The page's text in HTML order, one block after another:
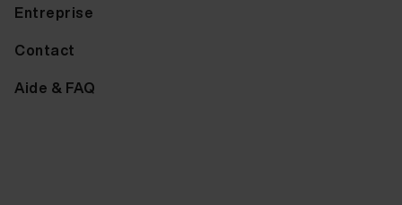
Entreprise
Contact
Aide & FAQ